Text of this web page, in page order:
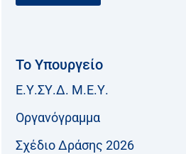
Το Υπουργείο
Ε.Υ.ΣΥ.Δ. Μ.Ε.Υ.
Οργανόγραμμα
Σχέδιο Δράσης 2026